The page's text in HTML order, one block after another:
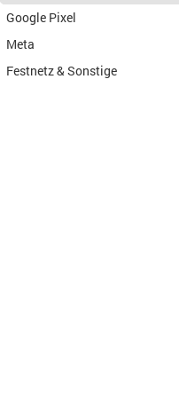
Google Pixel
Meta
Festnetz & Sonstige